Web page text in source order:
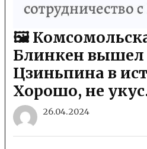
🖼
Блинкен вышел
Цзиньпина в
Хорошо, не
26.04.2024